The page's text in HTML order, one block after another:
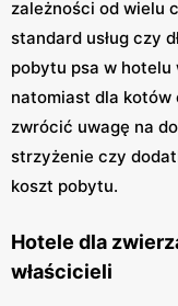
zależności od wielu
standard usług czy
pobytu psa w hotelu
natomiast dla kotów
zwrócić uwagę na
strzyżenie czy
koszt pobytu.
Hotele dla
właścicieli